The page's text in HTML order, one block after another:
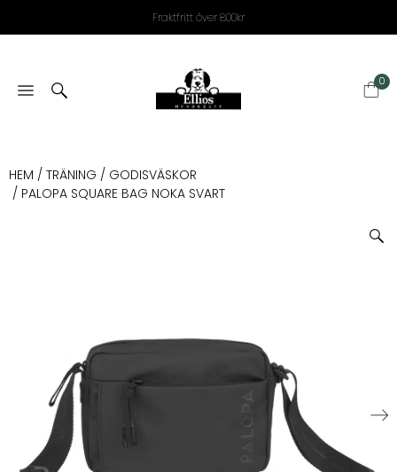
Fraktfritt över 800kr
0
HEM / TRÄNING / GODISVÄSKOR
/ PALOPA SQUARE BAG NOKA SVART